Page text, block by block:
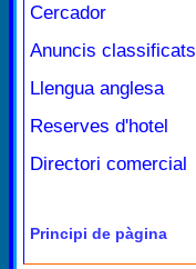
Cercador
Anuncis classificats
Llengua anglesa
Reserves d'hotel
Directori comercial
Principi de pàgina